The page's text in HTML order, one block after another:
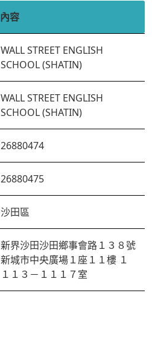
內容
WALL STREET ENGLISH
SCHOOL (SHATIN)
WALL STREET ENGLISH
SCHOOL (SHATIN)
26880474
26880475
沙田區
新界沙田沙田鄉事會路１３８號
新城市中央廣場１座１１樓 １
１１３－１１１７室